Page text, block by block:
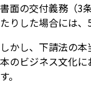
書面の交付義務（3
たりした場合には
しかし、下請法の
本のビジネス文化
す。